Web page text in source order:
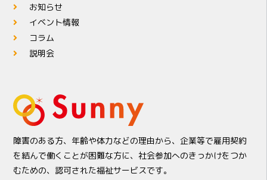
お知らせ
イベント情報
コラム
説明会
障害のある方、年齢や体力などの理由から、企業等で雇用契約
を結んで働くことが困難な方に、社会参加へのきっかけをつか
むための、認可された福祉サービスです。